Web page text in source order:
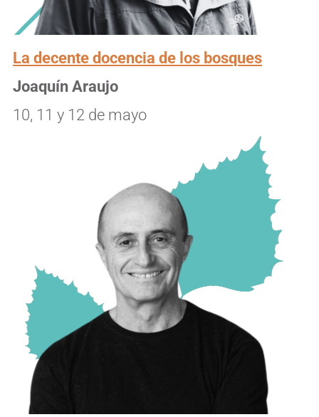
La decente docencia de los bosques
Joaquín Araujo
10, 11 y 12 de mayo